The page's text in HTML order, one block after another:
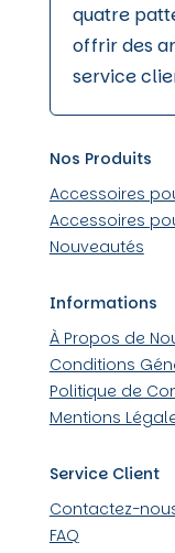
quatre
offrir des
service
Nos Produits
Accessoires
Accessoires
Nouveautés
Informations
À Propos de
Conditions
Politique de
Mentions
Service Client
Contactez-
FAQ